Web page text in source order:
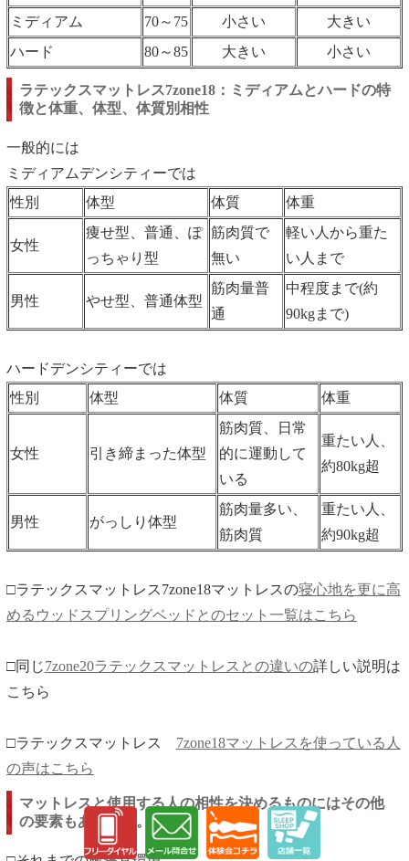
ミディアム
70～75 小さい
大きい
ハード
80～85 大きい 小さい
ラテックスマットレス7zone18：ミディアムとハードの特
徴と体重、体型、体質別相性
一般的には
ミディアムデンシティーでは
性別
体型 体質 体重
女性
痩せ型、普通、ぽ
っちゃり型
筋肉質で
無い
軽い人から重た
い人まで
男性 やせ型、普通体型
筋肉量普
通
中程度まで(約
90kgまで)
ハードデンシティーでは
性別
体型 体質 体重
女性 引き締まった体型
筋肉質、日常
的に運動して
いる
重たい人、
約80kg超
男性 がっしり体型
筋肉量多い、
筋肉質
重たい人、
約90kg超
□ラテックスマットレス7zone18マットレスの寝心地を更に高
めるウッドスプリングベッドとのセット一覧はこちら
□同じ7zone20ラテックスマットレスとの違いの詳しい説明は
こちら
□ラテックスマットレス 7zone18マットレスを使っている人
の声はこちら
マットレスと使用する人の相性を決めるものにはその他
の要素もあります。